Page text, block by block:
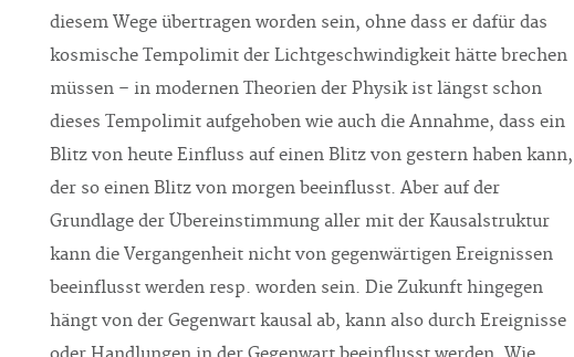
diesem Wege übertragen worden sein, ohne dass er dafür das
kosmische Tempolimit der Lichtgeschwindigkeit hätte brechen
müssen – in modernen Theorien der Physik ist längst schon
dieses Tempolimit aufgehoben wie auch die Annahme, dass ein
Blitz von heute Einfluss auf einen Blitz von gestern haben kann,
der so einen Blitz von morgen beeinflusst. Aber auf der
Grundlage der Übereinstimmung aller mit der Kausalstruktur
kann die Vergangenheit nicht von gegenwärtigen Ereignissen
beeinflusst werden resp. worden sein. Die Zukunft hingegen
hängt von der Gegenwart kausal ab, kann also durch Ereignisse